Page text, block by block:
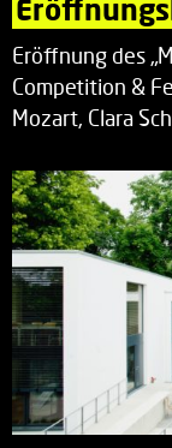
Eröffnung des
Competition &
Mozart, Clara